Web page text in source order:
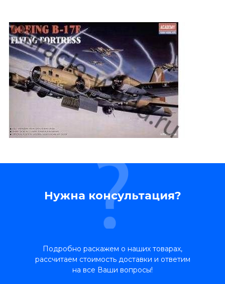
Нужна консультация?
Подробно раскажем о наших товарах,
рассчитаем стоимость доставки и ответим
на все Ваши вопросы!